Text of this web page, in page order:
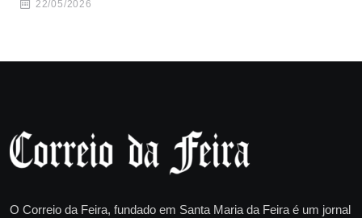
22/05/2026
O Correio da Feira, fundado em Santa Maria da Feira é um jornal